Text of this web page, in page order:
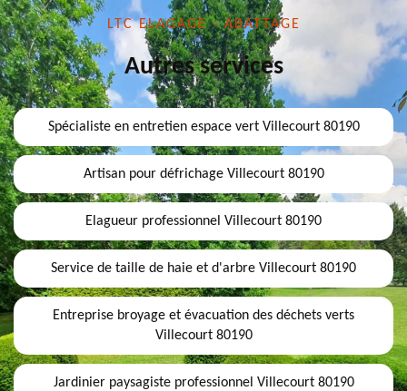
LTC ELAGAGE - ABATTAGE
Autres services
Spécialiste en entretien espace vert Villecourt 80190
Artisan pour défrichage Villecourt 80190
Elagueur professionnel Villecourt 80190
Service de taille de haie et d'arbre Villecourt 80190
Entreprise broyage et évacuation des déchets verts
Villecourt 80190
Jardinier paysagiste professionnel Villecourt 80190